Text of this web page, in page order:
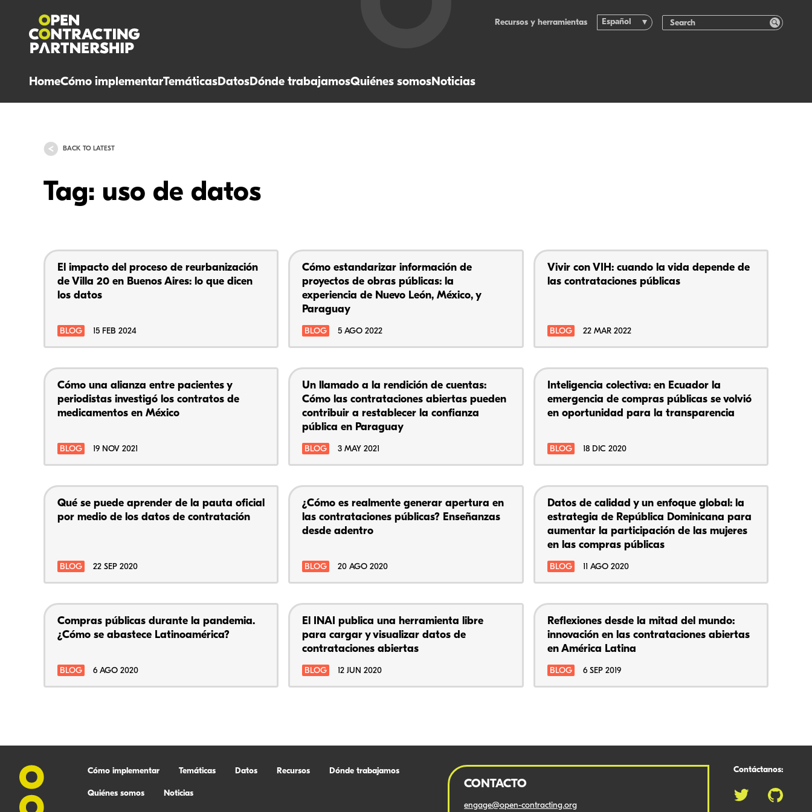
HomeCómo implementarTemáticasDatosDónde trabajamosQuiénes somosNoticias
Recursos y herramientas Español
BACK TO LATEST
Tag: uso de datos
El impacto del proceso de reurbanización
de Villa 20 en Buenos Aires: lo que dicen
los datos
BLOG 15 FEB 2024
Cómo estandarizar información de
proyectos de obras públicas: la
experiencia de Nuevo León, México, y
Paraguay
BLOG 5 AGO 2022
Vivir con VIH: cuando la vida depende de
las contrataciones públicas
BLOG 22 MAR 2022
Cómo una alianza entre pacientes y
periodistas investigó los contratos de
medicamentos en México
BLOG 19 NOV 2021
Un llamado a la rendición de cuentas:
Cómo las contrataciones abiertas pueden
contribuir a restablecer la confianza
pública en Paraguay
BLOG 3 MAY 2021
Inteligencia colectiva: en Ecuador la
emergencia de compras públicas se volvió
en oportunidad para la transparencia
BLOG 18 DIC 2020
Qué se puede aprender de la pauta oficial
por medio de los datos de contratación
BLOG 22 SEP 2020
¿Cómo es realmente generar apertura en
las contrataciones públicas? Enseñanzas
desde adentro
BLOG 20 AGO 2020
Datos de calidad y un enfoque global: la
estrategia de República Dominicana para
aumentar la participación de las mujeres
en las compras públicas
BLOG 11 AGO 2020
Compras públicas durante la pandemia.
¿Cómo se abastece Latinoamérica?
BLOG 6 AGO 2020
El INAI publica una herramienta libre
para cargar y visualizar datos de
contrataciones abiertas
BLOG 12 JUN 2020
Reflexiones desde la mitad del mundo:
innovación en las contrataciones abiertas
en América Latina
BLOG 6 SEP 2019
Cómo implementar Temáticas Datos Recursos Dónde trabajamos
Quiénes somos Noticias
CONTACTO
engage@open-contracting.org
Contáctanos: